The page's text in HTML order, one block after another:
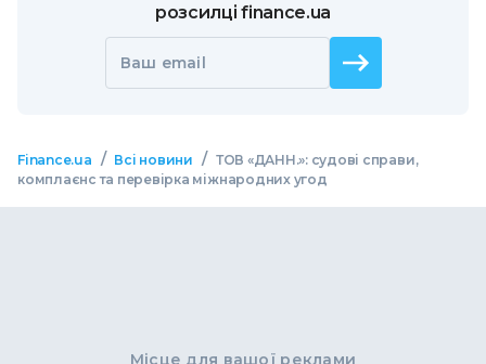
розсилці finance.ua
Ваш email
Finance.ua / Всі новини / ТОВ «ДАНН.»: судові справи,
комплаєнс та перевірка міжнародних угод
Місце для вашої реклами